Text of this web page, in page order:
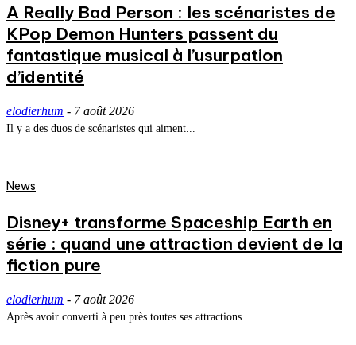
A Really Bad Person : les scénaristes de
KPop Demon Hunters passent du
fantastique musical à l’usurpation
d’identité
elodierhum - 7 août 2026
Il y a des duos de scénaristes qui aiment...
News
Disney+ transforme Spaceship Earth en
série : quand une attraction devient de la
fiction pure
elodierhum - 7 août 2026
Après avoir converti à peu près toutes ses attractions...